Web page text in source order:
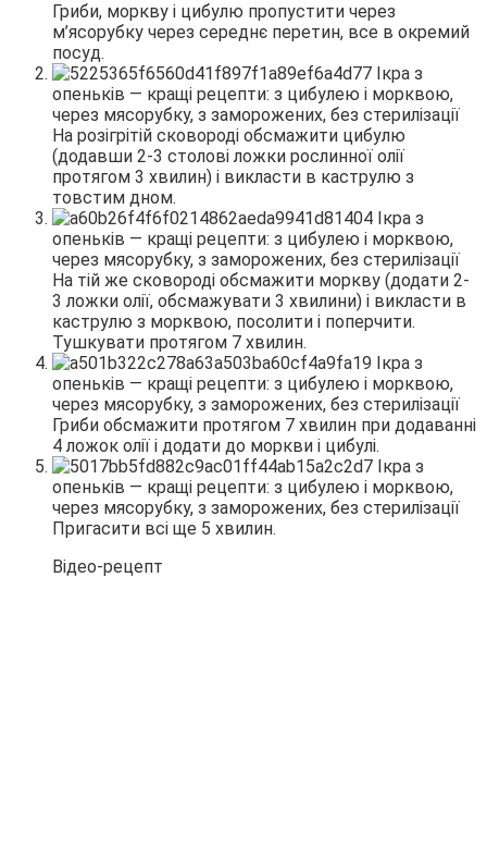
Гриби, моркву і цибулю пропустити через
м’ясорубку через середнє перетин, все в окремий
посуд.
На розігрітій сковороді обсмажити цибулю
(додавши 2-3 столові ложки рослинної олії
протягом 3 хвилин) і викласти в каструлю з
товстим дном.
На тій же сковороді обсмажити моркву (додати 2-
3 ложки олії, обсмажувати 3 хвилини) і викласти в
каструлю з морквою, посолити і поперчити.
Тушкувати протягом 7 хвилин.
Гриби обсмажити протягом 7 хвилин при додаванні
4 ложок олії і додати до моркви і цибулі.
Пригасити всі ще 5 хвилин.
Відео-рецепт